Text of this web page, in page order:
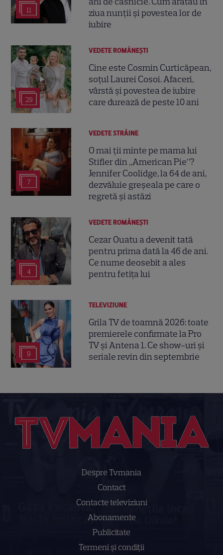
11
ziua nunții și povestea lor de
iubire
29
VEDETE ROMÂNEŞTI
Cine este Cosmin Curticăpean,
soțul Laurei Cosoi. Afaceri,
vârstă și povestea de iubire
care durează de peste 10 ani
7
VEDETE STRĂINE
O mai ții minte pe mama lui
Stifler din „American Pie”?
Jennifer Coolidge, la 64 de ani,
dezvăluie greșeala pe care o
regretă și astăzi
4
VEDETE ROMÂNEŞTI
Cezar Ouatu a devenit tată
pentru prima dată la 46 de ani.
Ce nume deosebit a ales
pentru fetița lui
9
TELEVIZIUNE
Grila TV de toamnă 2026: toate
premierele confirmate la Pro
TV și Antena 1. Ce show-uri și
seriale revin din septembrie
Despre Tvmania
Contact
Contacte televiziuni
Abonamente
Publicitate
Termeni și condiții